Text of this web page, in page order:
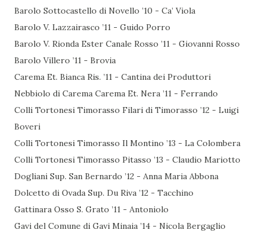
Barolo Sottocastello di Novello ’10 - Ca’ Viola
Barolo V. Lazzairasco ’11 - Guido Porro
Barolo V. Rionda Ester Canale Rosso ’11 - Giovanni Rosso
Barolo Villero ’11 - Brovia
Carema Et. Bianca Ris. ’11 - Cantina dei Produttori
Nebbiolo di Carema Carema Et. Nera ’11 - Ferrando
Colli Tortonesi Timorasso Filari di Timorasso ’12 - Luigi
Boveri
Colli Tortonesi Timorasso Il Montino ’13 - La Colombera
Colli Tortonesi Timorasso Pitasso ’13 - Claudio Mariotto
Dogliani Sup. San Bernardo ’12 - Anna Maria Abbona
Dolcetto di Ovada Sup. Du Riva ’12 - Tacchino
Gattinara Osso S. Grato ’11 - Antoniolo
Gavi del Comune di Gavi Minaia ’14 - Nicola Bergaglio